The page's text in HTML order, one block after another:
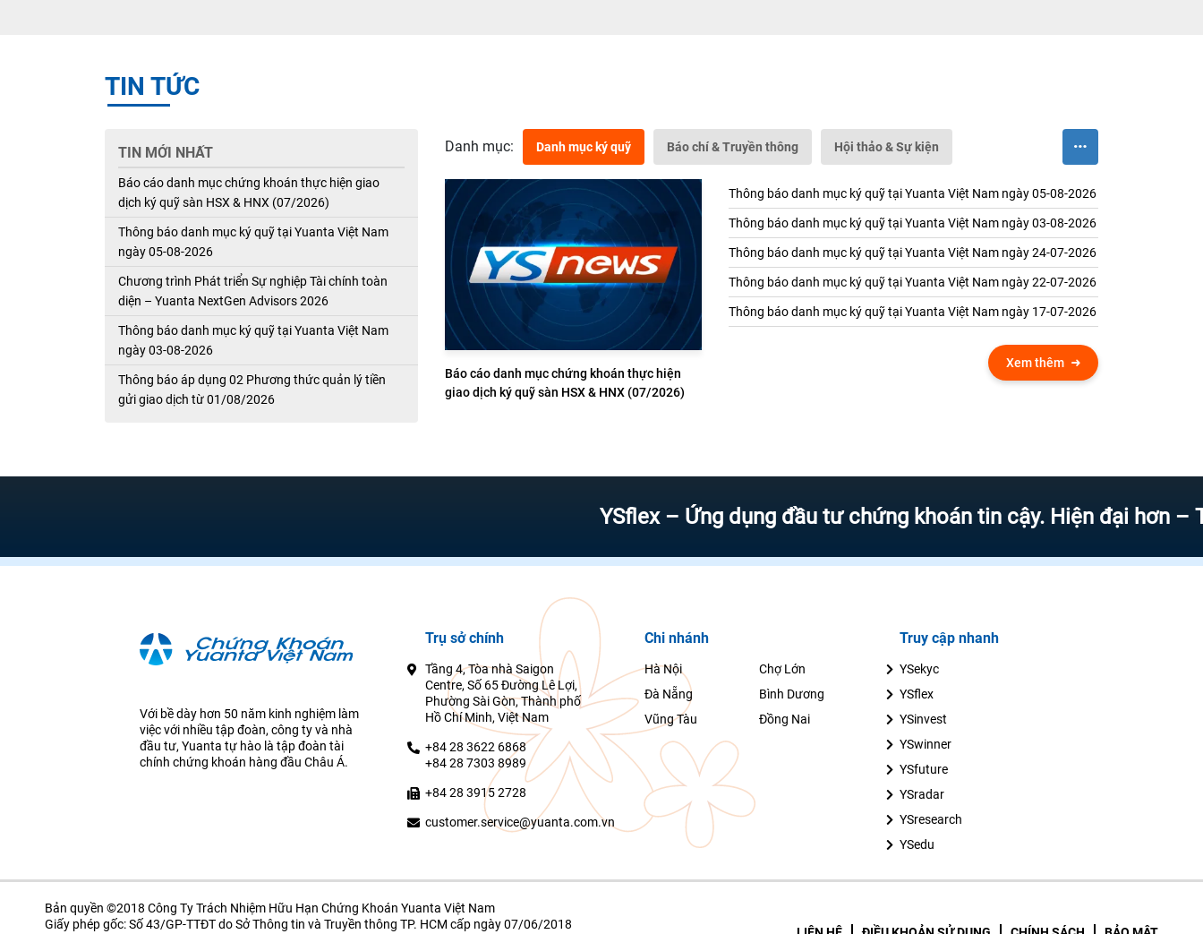
TIN TỨC
TIN MỚI NHẤT
Báo cáo danh mục chứng khoán thực hiện giao
dịch ký quỹ sàn HSX & HNX (07/2026)
Thông báo danh mục ký quỹ tại Yuanta Việt Nam
ngày 05-08-2026
Chương trình Phát triển Sự nghiệp Tài chính toàn
diện – Yuanta NextGen Advisors 2026
Thông báo danh mục ký quỹ tại Yuanta Việt Nam
ngày 03-08-2026
Thông báo áp dụng 02 Phương thức quản lý tiền
gửi giao dịch từ 01/08/2026
Danh mục: Danh mục ký quỹ Báo chí & Truyền thông Hội thảo & Sự kiện
Báo cáo danh mục chứng khoán thực hiện
giao dịch ký quỹ sàn HSX & HNX (07/2026)
Thông báo danh mục ký quỹ tại Yuanta Việt Nam ngày 05-08-2026
Thông báo danh mục ký quỹ tại Yuanta Việt Nam ngày 03-08-2026
Thông báo danh mục ký quỹ tại Yuanta Việt Nam ngày 24-07-2026
Thông báo danh mục ký quỹ tại Yuanta Việt Nam ngày 22-07-2026
Thông báo danh mục ký quỹ tại Yuanta Việt Nam ngày 17-07-2026
Xem thêm
YSflex – Ứng dụng đầu tư chứng khoán tin cậy. Hiện đại hơn – Tốc
Với bề dày hơn 50 năm kinh nghiệm làm
việc với nhiều tập đoàn, công ty và nhà
đầu tư, Yuanta tự hào là tập đoàn tài
chính chứng khoán hàng đầu Châu Á.
Trụ sở chính
Tầng 4, Tòa nhà Saigon
Centre, Số 65 Đường Lê Lợi,
Phường Sài Gòn, Thành phố
Hồ Chí Minh, Việt Nam
+84 28 3622 6868
+84 28 7303 8989
+84 28 3915 2728
customer.service@yuanta.com.vn
Chi nhánh
Hà Nội
Chợ Lớn
Đà Nẵng
Bình Dương
Vũng Tàu
Đồng Nai
Truy cập nhanh
YSekyc
YSflex
YSinvest
YSwinner
YSfuture
YSradar
YSresearch
YSedu
Bản quyền ©2018 Công Ty Trách Nhiệm Hữu Hạn Chứng Khoán Yuanta Việt Nam
Giấy phép gốc: Số 43/GP-TTĐT do Sở Thông tin và Truyền thông TP. HCM cấp ngày 07/06/2018